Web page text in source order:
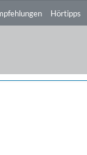
Hörtipps